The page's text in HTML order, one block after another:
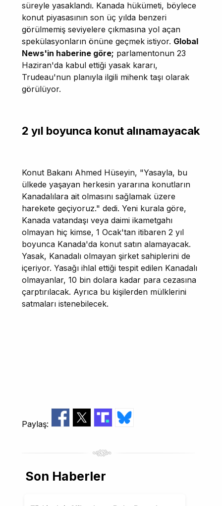
süreyle yasaklandı. Kanada hükümeti, böylece
konut piyasasının son üç yılda benzeri
görülmemiş seviyelere çıkmasına yol açan
spekülasyonların önüne geçmek istiyor. Global
News'in haberine göre; parlamentonun 23
Haziran'da kabul ettiği yasak kararı,
Trudeau'nun planıyla ilgili mihenk taşı olarak
görülüyor.
2 yıl boyunca konut alınamayacak
Konut Bakanı Ahmed Hüseyin, "Yasayla, bu
ülkede yaşayan herkesin yararına konutların
Kanadalılara ait olmasını sağlamak üzere
harekete geçiyoruz." dedi. Yeni kurala göre,
Kanada vatandaşı veya daimi ikametgahı
olmayan hiç kimse, 1 Ocak'tan itibaren 2 yıl
boyunca Kanada'da konut satın alamayacak.
Yasak, Kanadalı olmayan şirket sahiplerini de
içeriyor. Yasağı ihlal ettiği tespit edilen Kanadalı
olmayanlar, 10 bin dolara kadar para cezasına
çarptırılacak. Ayrıca bu kişilerden mülklerini
satmaları istenebilecek.
Paylaş:
Son Haberler